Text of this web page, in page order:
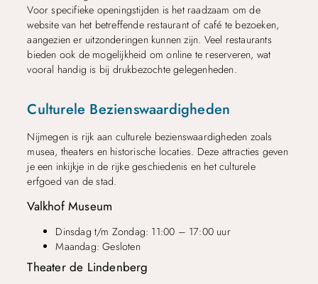
Voor specifieke openingstijden is het raadzaam om de
website van het betreffende restaurant of café te bezoeken,
aangezien er uitzonderingen kunnen zijn. Veel restaurants
bieden ook de mogelijkheid om online te reserveren, wat
vooral handig is bij drukbezochte gelegenheden.
Culturele Bezienswaardigheden
Nijmegen is rijk aan culturele bezienswaardigheden zoals
musea, theaters en historische locaties. Deze attracties geven
je een inkijkje in de rijke geschiedenis en het culturele
erfgoed van de stad.
Valkhof Museum
Dinsdag t/m Zondag: 11:00 – 17:00 uur
Maandag: Gesloten
Theater de Lindenberg